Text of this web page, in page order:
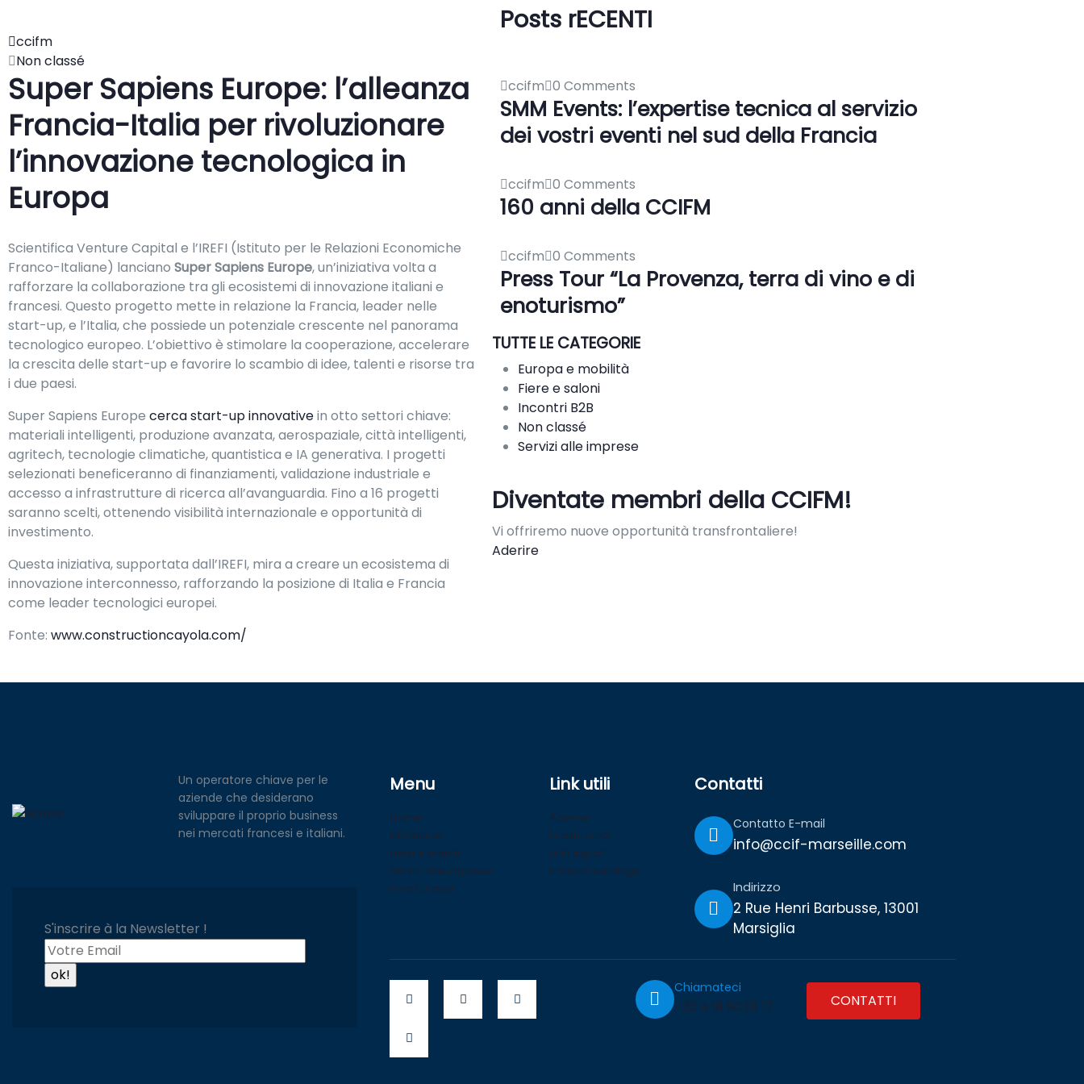
ccifm
Non classé
Super Sapiens Europe: l’alleanza
Francia-Italia per rivoluzionare
l’innovazione tecnologica in
Europa
Scientifica Venture Capital e l’IREFI (Istituto per le Relazioni Economiche
Franco-Italiane) lanciano Super Sapiens Europe, un’iniziativa volta a
rafforzare la collaborazione tra gli ecosistemi di innovazione italiani e
francesi. Questo progetto mette in relazione la Francia, leader nelle
start-up, e l’Italia, che possiede un potenziale crescente nel panorama
tecnologico europeo. L’obiettivo è stimolare la cooperazione, accelerare
la crescita delle start-up e favorire lo scambio di idee, talenti e risorse tra
i due paesi.
Super Sapiens Europe cerca start-up innovativein otto settori chiave:
materiali intelligenti, produzione avanzata, aerospaziale, città intelligenti,
agritech, tecnologie climatiche, quantistica e IA generativa. I progetti
selezionati beneficeranno di finanziamenti, validazione industriale e
accesso a infrastrutture di ricerca all’avanguardia. Fino a 16 progetti
saranno scelti, ottenendo visibilità internazionale e opportunità di
investimento.
Questa iniziativa, supportata dall’IREFI, mira a creare un ecosistema di
innovazione interconnesso, rafforzando la posizione di Italia e Francia
come leader tecnologici europei.
Fonte: www.constructioncayola.com/
Posts rECENTI
ccifm 0 Comments
SMM Events: l’expertise tecnica al servizio
dei vostri eventi nel sud della Francia
ccifm 0 Comments
160 anni della CCIFM
ccifm 0 Comments
Press Tour “La Provenza, terra di vino e di
enoturismo”
TUTTE LE CATEGORIE
Europa e mobilità
Fiere e saloni
Incontri B2B
Non classé
Servizi alle imprese
Diventate membri della CCIFM!
Vi offriremo nuove opportunità transfrontaliere!
Aderire
Un operatore chiave per le
aziende che desiderano
sviluppare il proprio business
nei mercati francesi e italiani.
S'inscrire à la Newsletter !
Menu
Home
Chi Siamo
Fiere e eventi
Servizi alle imprese
Polo Europa
Link utili
Aderire
I nostri uffici
Hub export
Il nostro catalogo
Contatti
Contatto E-mail
info@ccif-marseille.com
Indirizzo
2 Rue Henri Barbusse, 13001
Marsiglia
Chiamateci
+33 4 91 90 81 17 CONTATTI